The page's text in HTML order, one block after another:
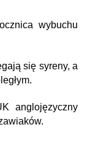
wybuchu
się syreny, a
anglojęzyczny